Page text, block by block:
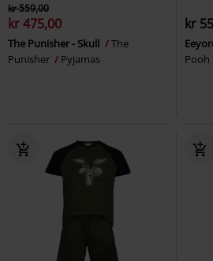
kr 559,00
kr 475,00
The Punisher - Skull
The
Punisher
Pyjamas
kr
Pooh